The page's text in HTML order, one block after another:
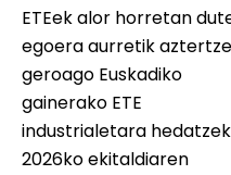
ETEek alor horretan
egoera aurretik
geroago Euskadiko
gainerako ETE
industrialetara
2026ko ekitaldiaren